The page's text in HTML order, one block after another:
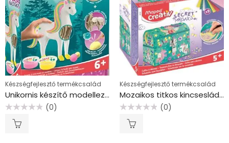
Készségfejlesztő termékcsalád
Unikornis készítő modellező gyurma készlet, MAPED CREATIV “Fabulous factory”
(0)
Készségfejlesztő termékcsalád
Mozaikos titkos kincsesláda, MAPED CREATIV, “Secret Mosaics”
(0)